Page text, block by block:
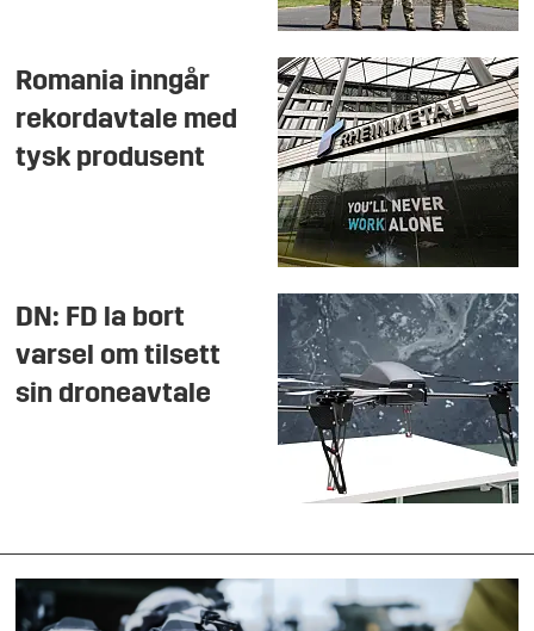
Romania inngår
rekordavtale med
tysk produsent
DN: FD la bort
varsel om tilsett
sin droneavtale